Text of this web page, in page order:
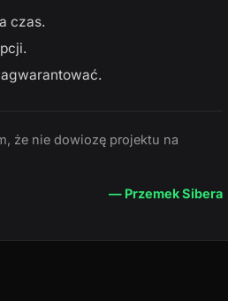
czas.
że nie dowiozę projektu na
— Przemek Sibera